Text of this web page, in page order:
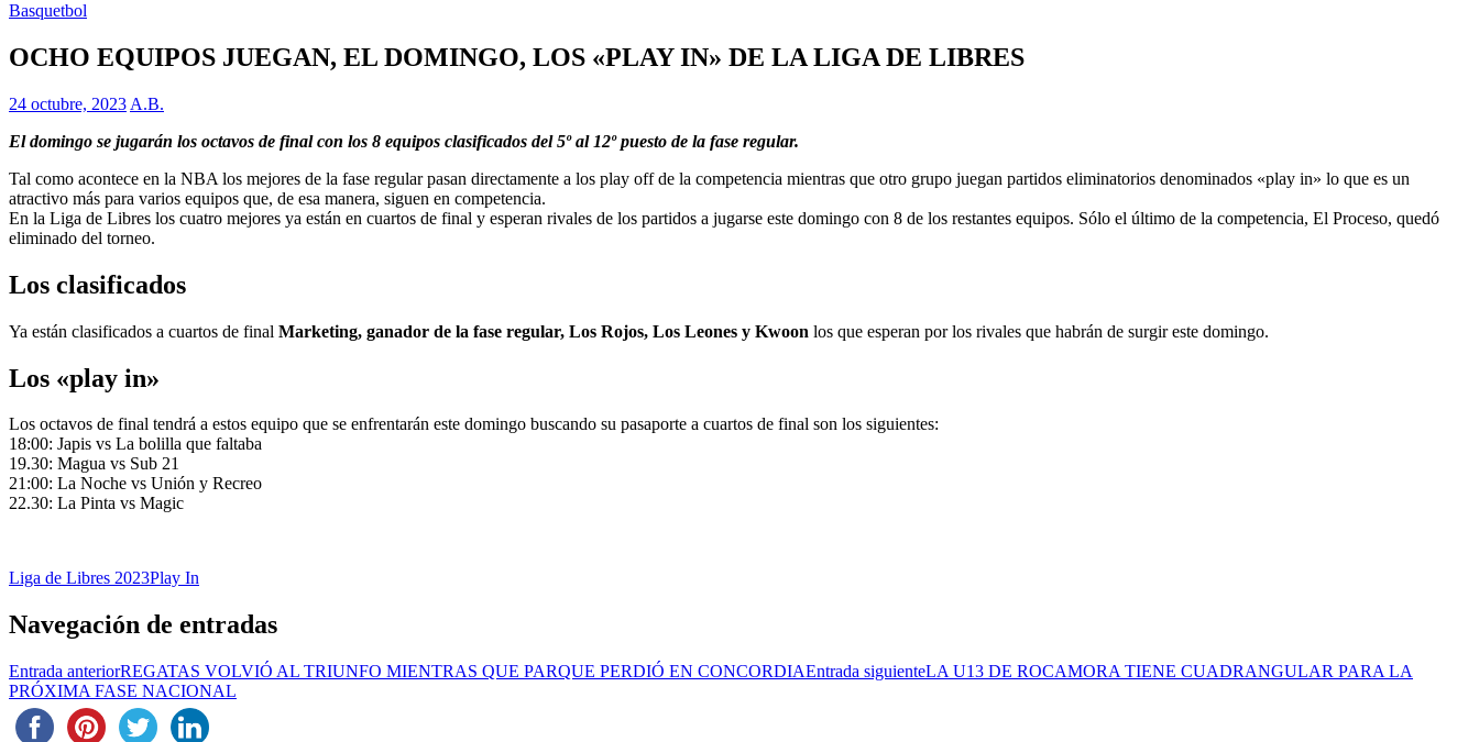
Basquetbol
OCHO EQUIPOS JUEGAN, EL DOMINGO, LOS «PLAY IN» DE LA LIGA DE LIBRES
24 octubre, 2023 A.B.
El domingo se jugarán los octavos de final con los 8 equipos clasificados del 5º al 12º puesto de la fase regular.
Tal como acontece en la NBA los mejores de la fase regular pasan directamente a los play off de la competencia mientras que otro grupo juegan partidos eliminatorios denominados «play in» lo que es un
atractivo más para varios equipos que, de esa manera, siguen en competencia.
En la Liga de Libres los cuatro mejores ya están en cuartos de final y esperan rivales de los partidos a jugarse este domingo con 8 de los restantes equipos. Sólo el último de la competencia, El Proceso, quedó
eliminado del torneo.
Los clasificados
Ya están clasificados a cuartos de final Marketing, ganador de la fase regular, Los Rojos, Los Leones y Kwoon los que esperan por los rivales que habrán de surgir este domingo.
Los «play in»
Los octavos de final tendrá a estos equipo que se enfrentarán este domingo buscando su pasaporte a cuartos de final son los siguientes:
18:00: Japis vs La bolilla que faltaba
19.30: Magua vs Sub 21
21:00: La Noche vs Unión y Recreo
22.30: La Pinta vs Magic
Liga de Libres 2023Play In
Navegación de entradas
Entrada anteriorREGATAS VOLVIÓ AL TRIUNFO MIENTRAS QUE PARQUE PERDIÓ EN CONCORDIAEntrada siguienteLA U13 DE ROCAMORA TIENE CUADRANGULAR PARA LA
PRÓXIMA FASE NACIONAL